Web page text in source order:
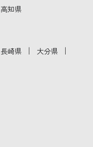
高知県
長崎県 ｜ 大分県 ｜